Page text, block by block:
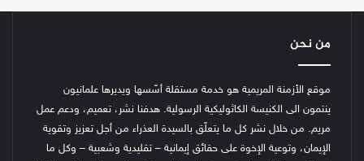
من نحن
موقع الأزمنة المريمية هو خدمة مستقلة أسّسها ويديرها علمانيون
ينتمون الى الكنيسة الكاثوليكية الرسولية. هدفنا نشر، تعميم، ودعم عمل
مريم. من خلال نشر كل ما يتعلّق بالسيدة العذراء من أجل تعزيز وتقوية
الإيمان، وتوعية الإخوة على حقائق إيمانية – تقليدية وشعبية – وكل ما